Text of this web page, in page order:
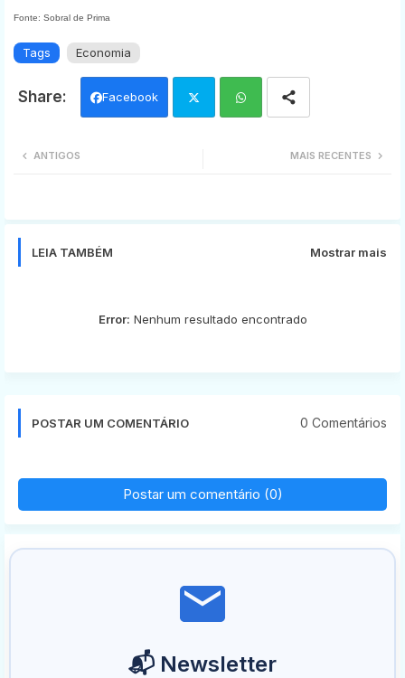
Fonte: Sobral de Prima
Tags Economia
Facebook
MAIS RECENTES
ANTIGOS
LEIA TAMBÉM Mostrar mais
Error: Nenhum resultado encontrado
POSTAR UM COMENTÁRIO 0 Comentários
Postar um comentário (0)
📬 Newsletter